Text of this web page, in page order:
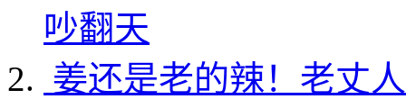
吵翻天
姜还是老的辣！老丈